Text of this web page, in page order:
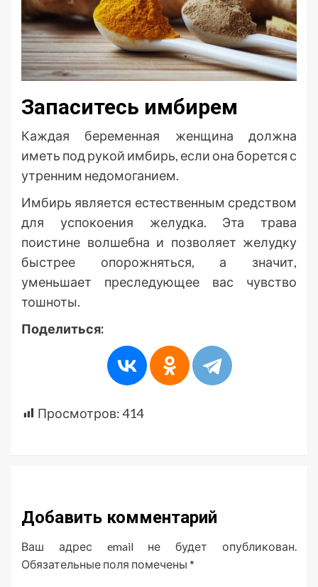
Запаситесь имбирем
Каждая беременная женщина должна
иметь под рукой имбирь, если она борется с
утренним недомоганием.
Имбирь является естественным средством
для успокоения желудка. Эта трава
поистине волшебна и позволяет желудку
быстрее опорожняться, а значит,
уменьшает преследующее вас чувство
тошноты.
Поделиться:
Просмотров:414
Добавить комментарий
Ваш адрес email не будет опубликован.
Обязательные поля помечены *